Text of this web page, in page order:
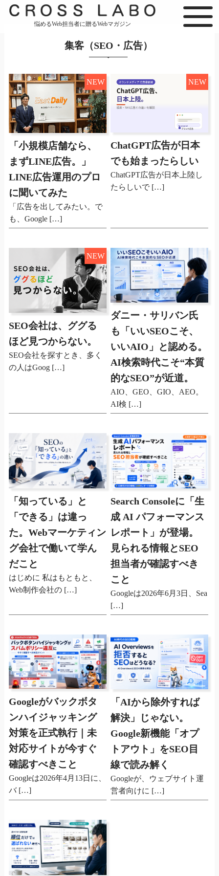
悩めるWeb担当者に贈るWebマガジン
集客（SEO・広告）
NEW
「小規模店舗なら、
まずLINE広告。」
LINE広告運用のプロ
に聞いてみた
「広告を出してみたい。で
も、Google […]
NEW
ChatGPT広告が日本
でも始まったらしい
ChatGPT広告が日本上陸し
たらしいで […]
NEW
SEO会社は、ググる
ほど見つからない。
SEO会社を探すとき、多く
の人はGoog […]
ダニー・サリバン氏
も「いいSEOこそ、
いいAIO」と認める。
AI検索時代こそ“本質
的なSEO”が近道。
AIO、GEO、GIO、AEO。
AI検 […]
「知っている」と
「できる」は違っ
た。Webマーケティン
グ会社で働いて学ん
だこと
はじめに 私はもともと、
Web制作会社の […]
Search Consoleに「生
成 AI パフォーマンス
レポート」が登場。
見られる情報とSEO
担当者が確認すべき
こと
Googleは2026年6月3日、Sea
[…]
Googleがバックボタ
ンハイジャッキング
対策を正式執行｜未
対応サイトが今すぐ
確認すべきこと
Googleは2026年4月13日に、
バ […]
「AIから除外すれば
解決」じゃない。
Google新機能「オプ
トアウト」をSEO目
線で読み解く
Googleが、ウェブサイト運
営者向けに […]